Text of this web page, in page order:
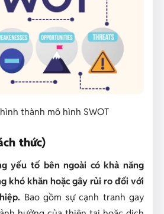
thành mô hình SWOT
thức)
yếu tố bên ngoài có khả năng
khó khăn hoặc gây rủi ro đối với
Bao gồm sự cạnh tranh gay